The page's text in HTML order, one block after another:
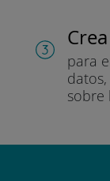
para
sobre